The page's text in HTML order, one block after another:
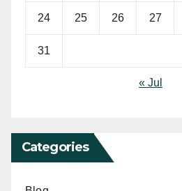
24 25 26 27
31
« Jul
Categories